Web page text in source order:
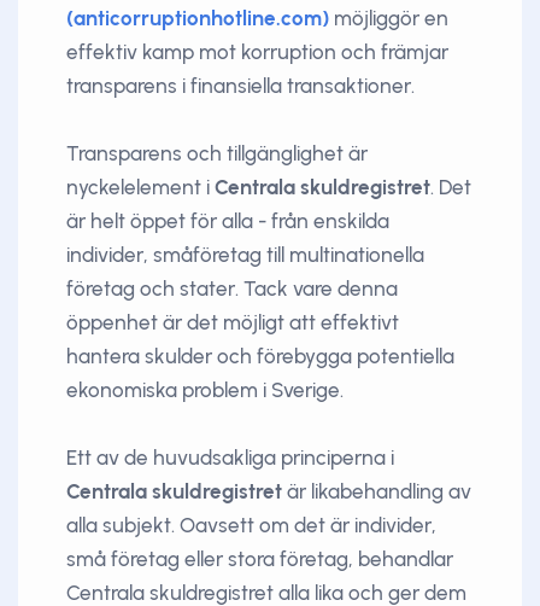
(anticorruptionhotline.com) möjliggör en
effektiv kamp mot korruption och främjar
transparens i finansiella transaktioner.
Transparens och tillgänglighet är
nyckelelement i Centrala skuldregistret. Det
är helt öppet för alla - från enskilda
individer, småföretag till multinationella
företag och stater. Tack vare denna
öppenhet är det möjligt att effektivt
hantera skulder och förebygga potentiella
ekonomiska problem i Sverige.
Ett av de huvudsakliga principerna i
Centrala skuldregistret är likabehandling av
alla subjekt. Oavsett om det är individer,
små företag eller stora företag, behandlar
Centrala skuldregistret alla lika och ger dem